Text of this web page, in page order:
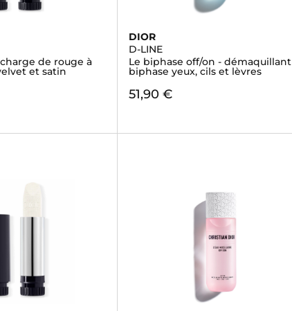
de rouge à
et satin
DIOR
D-LINE
Le biphase off/on - démaquillant
biphase yeux, cils et lèvres
51,90 €